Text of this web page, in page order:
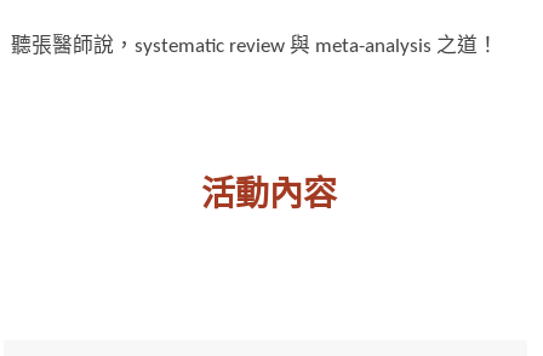
聽張醫師說，systematic review 與 meta-analysis 之道！
活動內容